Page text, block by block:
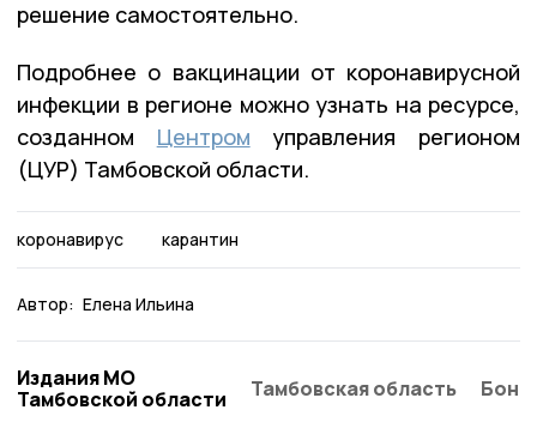
решение самостоятельно.
Подробнее о вакцинации от коронавирусной
инфекции в регионе можно узнать на ресурсе,
созданном Центром управления регионом
(ЦУР) Тамбовской области.
коронавирус карантин
Автор: Елена Ильина
Издания МО
Тамбовской области
Тамбовская область